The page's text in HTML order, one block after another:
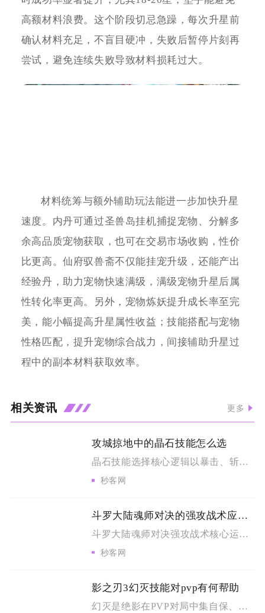
高额材料浪费。这个阶段切忌急躁，每次升星前
确认材料充足，不盲目硬冲，失败后暂停片刻再
尝试，避免连续失败导致材料损耗过大。
材料统筹与额外辅助玩法能进一步加快升星
速度。内丹可通过圣兽岛挂机捕捉宠物、分解多
余高品质宠物获取，也可在交易市场收购，性价
比更高。仙府驭兽斋不仅能挂宠升级，还能产出
经验丹，助力宠物快速满级，满级宠物升星后属
性转化率更高。另外，宠物炼妖提升成长率至完
美，能小幅提高升星属性收益；技能搭配与宠物
性格匹配，提升宠物综合战力，间接辅助升星过
程中的副本材料获取效率。
相关资讯 更多
攻城掠地中的晶石技能怎么选
晶石技能选择核心逻辑以暴击、斩杀为通用核心输出，搭配场景限定...
秒客网
斗罗大陆魂师对决的强攻战术应该如何运用
斗罗大陆魂师对决强攻战术核心运用逻辑为分场景搭建配套增益体系...
秒客网
影之刃3幻灭技能对pvp有何帮助
幻灭是绝影在PVP对局中集自保、破甲、爆发、控制于一体的核心...